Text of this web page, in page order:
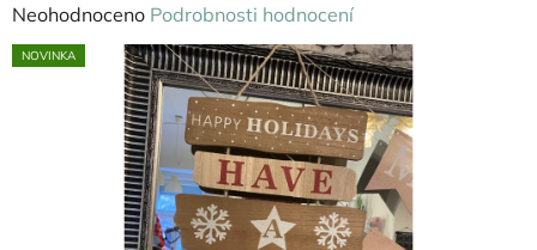
Průměrné
hodnocení
Neohodnoceno Podrobnosti hodnocení
NOVINKA